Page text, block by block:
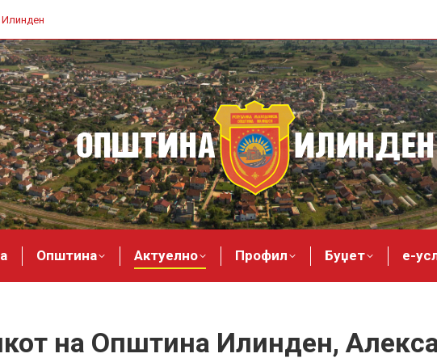
Илинден
Општина Актуелно Профил Буџет е-
на Општина Илинден,